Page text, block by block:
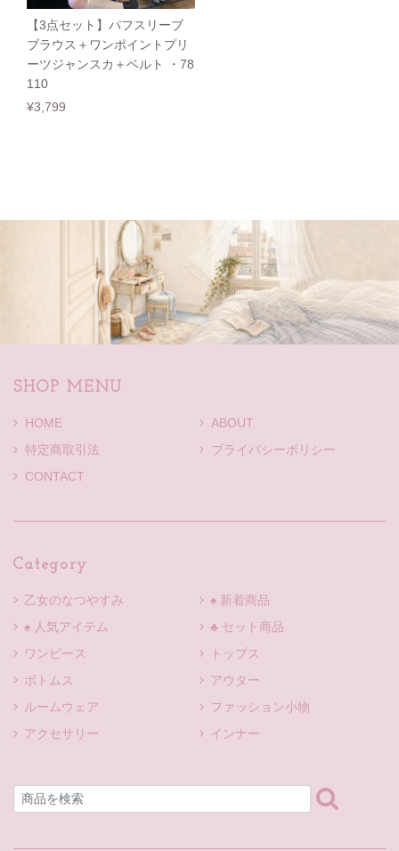
【3点セット】パフスリーブ
ブラウス＋ワンポイントプリ
ーツジャンスカ＋ベルト ・78
110
¥3,799
SHOP MENU
HOME
ABOUT
特定商取引法
プライバシーポリシー
CONTACT
Category
乙女のなつやすみ
♠ 新着商品
♠ 人気アイテム
♣ セット商品
ワンピース
トップス
ボトムス
アウター
ルームウェア
ファッション小物
アクセサリー
インナー